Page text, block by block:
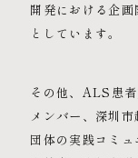
開発における企
としています。
その他、ALS患
メンバー、深圳
団体の実践コミ